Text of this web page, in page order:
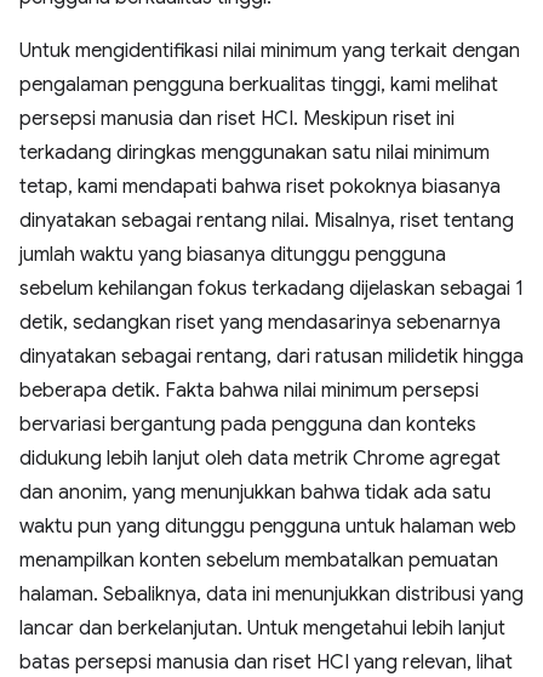
Untuk mengidentifikasi nilai minimum yang terkait dengan
pengalaman pengguna berkualitas tinggi, kami melihat
persepsi manusia dan riset HCI. Meskipun riset ini
terkadang diringkas menggunakan satu nilai minimum
tetap, kami mendapati bahwa riset pokoknya biasanya
dinyatakan sebagai rentang nilai. Misalnya, riset tentang
jumlah waktu yang biasanya ditunggu pengguna
sebelum kehilangan fokus terkadang dijelaskan sebagai 1
detik, sedangkan riset yang mendasarinya sebenarnya
dinyatakan sebagai rentang, dari ratusan milidetik hingga
beberapa detik. Fakta bahwa nilai minimum persepsi
bervariasi bergantung pada pengguna dan konteks
didukung lebih lanjut oleh data metrik Chrome agregat
dan anonim, yang menunjukkan bahwa tidak ada satu
waktu pun yang ditunggu pengguna untuk halaman web
menampilkan konten sebelum membatalkan pemuatan
halaman. Sebaliknya, data ini menunjukkan distribusi yang
lancar dan berkelanjutan. Untuk mengetahui lebih lanjut
batas persepsi manusia dan riset HCI yang relevan, lihat